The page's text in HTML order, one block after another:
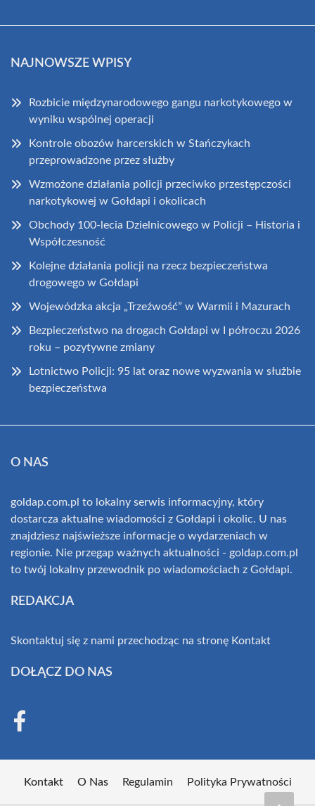
NAJNOWSZE WPISY
Rozbicie międzynarodowego gangu narkotykowego w
wyniku wspólnej operacji
Kontrole obozów harcerskich w Stańczykach
przeprowadzone przez służby
Wzmożone działania policji przeciwko przestępczości
narkotykowej w Gołdapi i okolicach
Obchody 100-lecia Dzielnicowego w Policji – Historia i
Współczesność
Kolejne działania policji na rzecz bezpieczeństwa
drogowego w Gołdapi
Wojewódzka akcja „Trzeźwość” w Warmii i Mazurach
Bezpieczeństwo na drogach Gołdapi w I półroczu 2026
roku – pozytywne zmiany
Lotnictwo Policji: 95 lat oraz nowe wyzwania w służbie
bezpieczeństwa
O NAS
goldap.com.pl to lokalny serwis informacyjny, który
dostarcza aktualne wiadomości z Gołdapi i okolic. U nas
znajdziesz najświeższe informacje o wydarzeniach w
regionie. Nie przegap ważnych aktualności - goldap.com.pl
to twój lokalny przewodnik po wiadomościach z Gołdapi.
REDAKCJA
Skontaktuj się z nami przechodząc na stronę Kontakt
DOŁĄCZ DO NAS
Kontakt O Nas Regulamin Polityka Prywatności